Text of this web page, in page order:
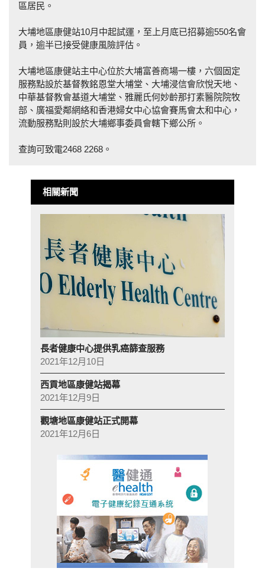
區居民。
大埔地區康健站10月中起試運，至上月底已招募逾550名會
員，逾半已接受健康風險評估。
大埔地區康健站主中心位於大埔富善商場一樓，六個固定
服務點設於基督教銘恩堂大埔堂、大埔浸信會欣悅天地、
中華基督教會基道大埔堂、雅麗氏何妙齡那打素醫院院牧
部、廣福愛鄰網絡和香港婦女中心協會賽馬會太和中心，
流動服務點則設於大埔鄉事委員會轄下鄉公所。
查詢可致電2468 2268。
相關新聞
長者健康中心提供乳癌篩查服務
2021年12月10日
西貢地區康健站揭幕
2021年12月9日
觀塘地區康健站正式開幕
2021年12月6日